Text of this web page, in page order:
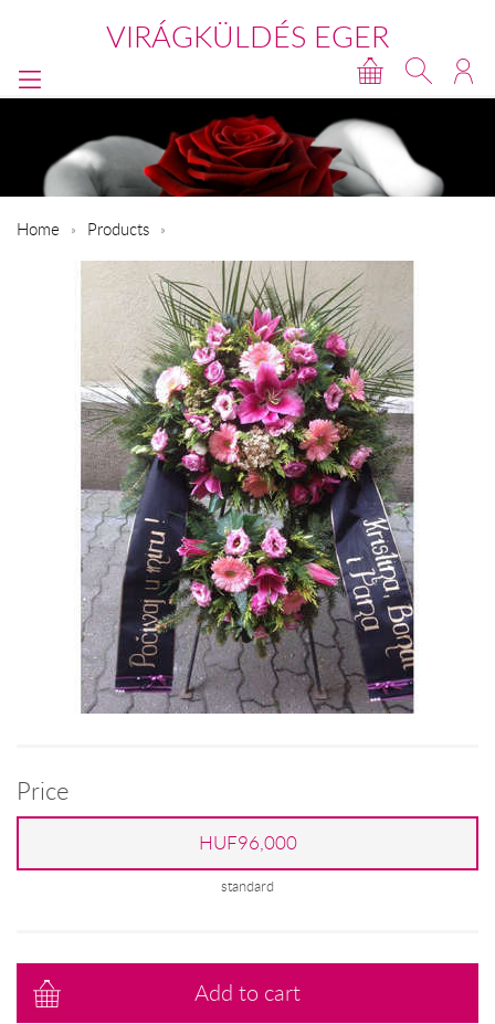
VIRÁGKÜLDÉS EGER
Home Products
Price
HUF96,000
standard
Add to cart